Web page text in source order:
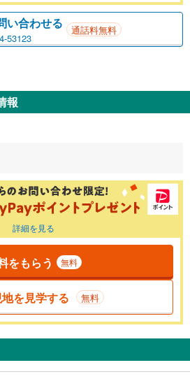
い合わせる
53123
通話料無料
報
詳細を見る
をもらう 無料
を見学する 無料